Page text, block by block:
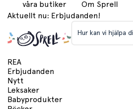
våra butiker Om Sprell
Aktuellt nu: Erbjudanden!
Hur kan vi hjälpa
REA
Erbjudanden
Nytt
Leksaker
Babyprodukter